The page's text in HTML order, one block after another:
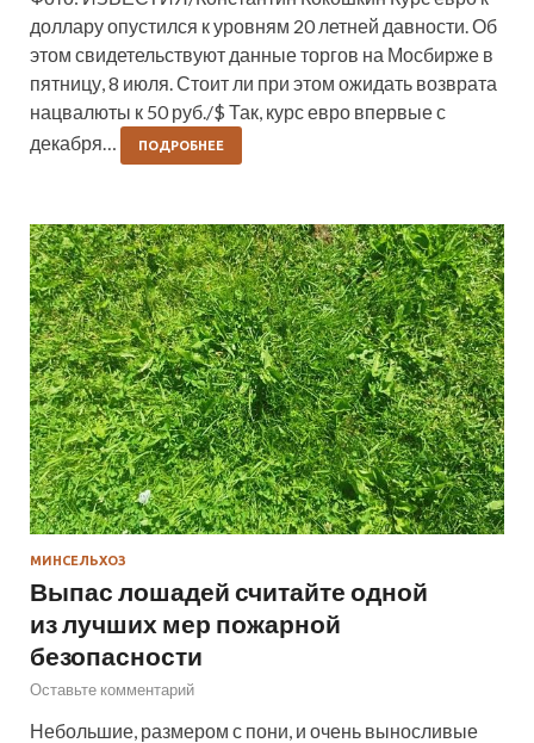
доллару опустился к уровням 20 летней давности. Об
этом свидетельствуют данные торгов на Мосбирже в
пятницу, 8 июля. Стоит ли при этом ожидать возврата
нацвалюты к 50 руб./$ Так, курс евро впервые с
декабря…
ПОДРОБНЕЕ
МИНСЕЛЬХОЗ
Выпас лошадей считайте одной
из лучших мер пожарной
безопасности
Оставьте комментарий
Небольшие, размером с пони, и очень выносливые